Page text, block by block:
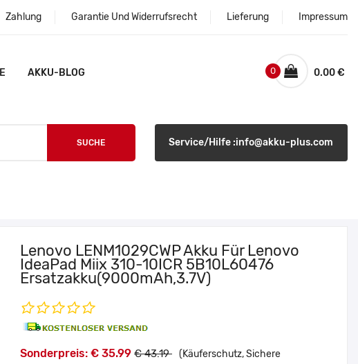
Zahlung Garantie Und Widerrufsrecht Lieferung Impressum
AKKU-BLOG 0.00 €
0
SUCHE Service/Hilfe :info@akku-plus.com
Lenovo LENM1029CWP Akku Für Lenovo
IdeaPad Miix 310-10ICR 5B10L60476
Ersatzakku(9000mAh,3.7V)
Sonderpreis: € 35.99 € 43.19 (Käuferschutz, Sichere